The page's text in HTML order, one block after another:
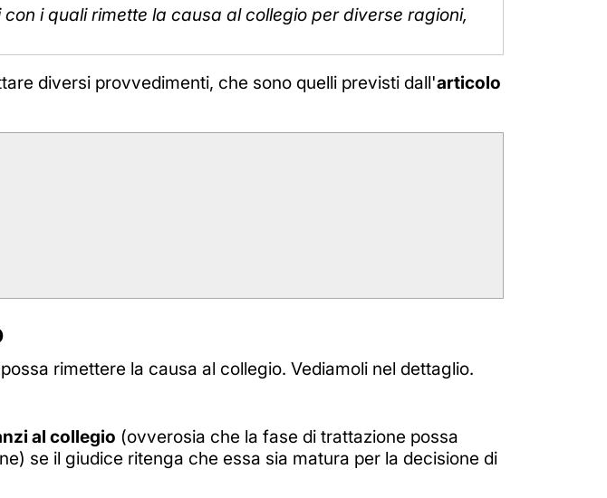
i quali rimette la causa al collegio per diverse ragioni,
diversi provvedimenti, che sono quelli previsti dall'articolo
rimettere la causa al collegio. Vediamoli nel dettaglio.
al collegio (ovverosia che la fase di trattazione possa
se il giudice ritenga che essa sia matura per la decisione di